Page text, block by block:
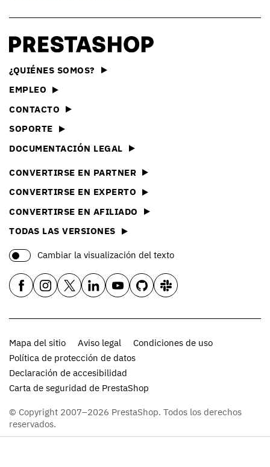
¿QUIÉNES SOMOS?
EMPLEO
CONTACTO
SOPORTE
DOCUMENTACIÓN LEGAL
CONVERTIRSE EN PARTNER
CONVERTIRSE EN EXPERTO
CONVERTIRSE EN AFILIADO
TODAS LAS VERSIONES
Cambiar la visualización del texto
Mapa del sitio Aviso legal
Condiciones de uso
Política de protección de datos
Declaración de accesibilidad
Carta de seguridad de PrestaShop
© Copyright 2007–2026 PrestaShop. Todos los derechos
reservados.